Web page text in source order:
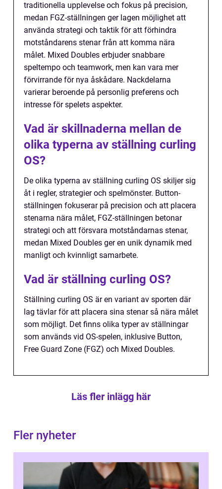
traditionella upplevelse och fokus på precision,
medan FGZ-ställningen ger lagen möjlighet att
använda strategi och taktik för att förhindra
motståndarens stenar från att komma nära
målet. Mixed Doubles erbjuder snabbare
speltempo och teamwork, men kan vara mer
förvirrande för nya åskådare. Nackdelarna
varierar beroende på personlig preferens och
intresse för spelets aspekter.
Vad är skillnaderna mellan de
olika typerna av ställning curling
OS?
De olika typerna av ställning curling OS skiljer sig
åt i regler, strategier och spelmönster. Button-
ställningen fokuserar på precision och att placera
stenarna nära målet, FGZ-ställningen betonar
strategi och att försvara motståndarnas stenar,
medan Mixed Doubles ger en unik dynamik med
manligt och kvinnligt samarbete.
Vad är ställning curling OS?
Ställning curling OS är en variant av sporten där
lag tävlar för att placera sina stenar så nära målet
som möjligt. Det finns olika typer av ställningar
som används vid OS-spelen, inklusive Button,
Free Guard Zone (FGZ) och Mixed Doubles.
Läs fler inlägg här
Fler nyheter